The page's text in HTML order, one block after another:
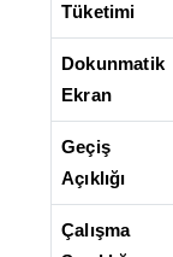
Tüketimi
Dokunmatik
Ekran
Geçiş
Açıklığı
Çalışma